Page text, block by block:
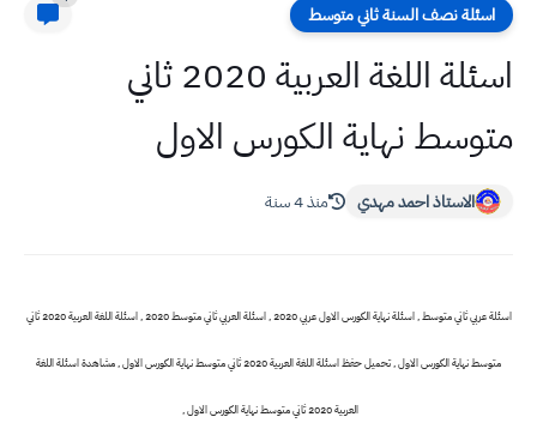
اسئلة نصف السنة ثاني متوسط
اسئلة اللغة العربية 2020 ثاني
متوسط نهاية الكورس الاول
الاستاذ احمد مهدي منذ 4 سنة
اسئلة عربي ثاني متوسط , اسئلة نهاية الكورس الاول عربي 2020 , اسئلة العربي ثاني متوسط 2020 , اسئلة اللغة العربية 2020 ثاني
متوسط نهاية الكورس الاول , تحميل حفظ اسئلة اللغة العربية 2020 ثاني متوسط نهاية الكورس الاول , مشاهدة اسئلة اللغة
العربية 2020 ثاني متوسط نهاية الكورس الاول ,